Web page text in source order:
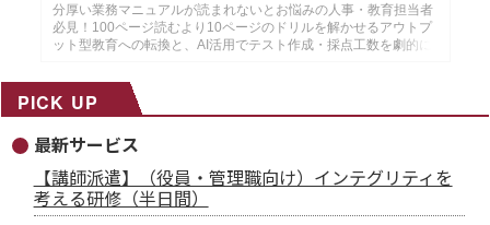
分厚い業務マニュアルが読まれないとお悩みの人事・教育担当者
必見！100ページ読むより10ページのドリルを解かせるアウトプ
ット型教育への転換と、AI活用でテスト作成・採点工数を劇的に
PICK UP
最新サービス
【講師派遣】（役員・管理職向け）インテグリティを
考える研修（半日間）